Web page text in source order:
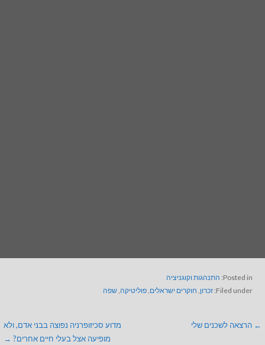
Posted in: התנהגות וקוגניציה
Filed under: זכרון חוקרים ישראלים פוליטיקה שפה
← הרצאה לשכנים שלי
מדוע סכיזופרניה נפוצה בבני אדם, ולא
מופיעה אצל בעלי חיים אחרים? →